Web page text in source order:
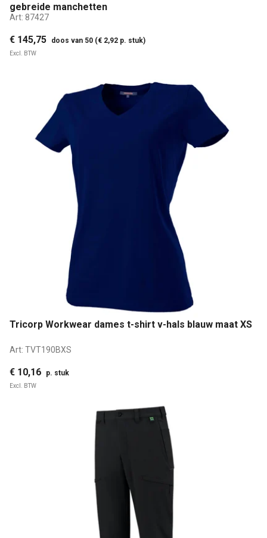
gebreide manchetten
Art: 87427
€ 145,75 doos van 50 (€ 2,92 p. stuk)
Excl. BTW
Tricorp Workwear dames t-shirt v-hals blauw maat XS
Art: TVT190BXS
€ 10,16 p. stuk
Excl. BTW